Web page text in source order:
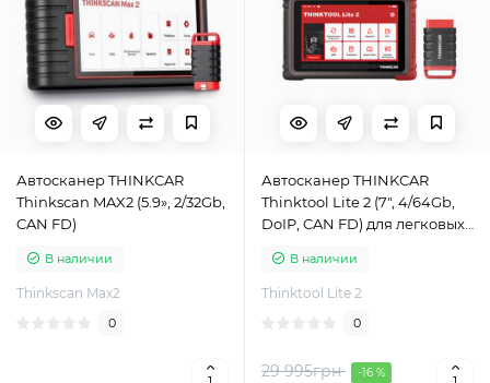
Автосканер THINKCAR
Thinkscan MAX2 (5.9», 2/32Gb,
CAN FD)
В наличии
Thinkscan Max2
0
Автосканер THINKCAR
Thinktool Lite 2 (7", 4/64Gb,
DoIP, CAN FD) для легковых
В наличии
Thinktool Lite 2
0
29 995грн -16 %